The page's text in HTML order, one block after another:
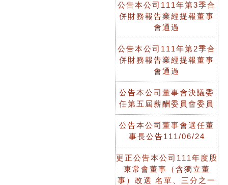
公告本公司111年第3季合
併財務報告業經提報董事
會通過
公告本公司111年第2季合
併財務報告業經提報董事
會通過
公告本公司董事會決議委
任第五屆薪酬委員會委員
公告本公司董事會選任董
事長公告111/06/24
更正公告本公司111年度股
東常會董事（含獨立董
事）改選 名單、三分之一